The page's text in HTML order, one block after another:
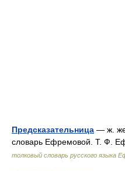
Предсказательница — ж.
словарь Ефремовой. Т. Ф.
толковый словарь русского языка